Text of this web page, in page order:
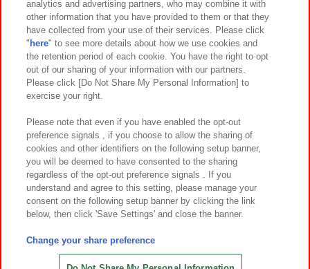
関連会社 サステナビリティ サイトポリシー
プライバシーポリシー ウェブアクセシビリティ方針と検証結果
お取引先さまとともに
カスタマーハラスメント対応方針 よくあるご質問・お問い合わせ
©Bandai Namco Amusement Inc.
©Bandai Namco Amusement Lab Inc.
©HANAYASHIKI Co., Ltd. All Rights Reserved.
analytics and advertising partners, who may combine it with
other information that you have provided to them or that they
have collected from your use of their services. Please click
" here" to see more details about how we use cookies and
the retention period of each cookie. You have the right to opt
out of our sharing of your information with our partners.
Please click [Do Not Share My Personal Information] to
exercise your right.
Please note that even if you have enabled the opt-out
preference signals , if you choose to allow the sharing of
cookies and other identifiers on the following setup banner,
you will be deemed to have consented to the sharing
regardless of the opt-out preference signals . If you
understand and agree to this setting, please manage your
consent on the following setup banner by clicking the link
below, then click 'Save Settings' and close the banner.
Change your share preference